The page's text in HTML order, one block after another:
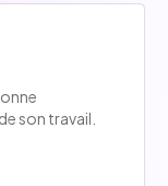
son travail.